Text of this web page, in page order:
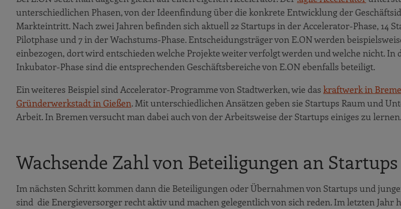
unterschiedlichen Phasen, von der Ideenfindung über die konkrete Entwicklung der
Markteintritt. Nach zwei Jahren befinden sich aktuell 22 Startups in der Accelerator-Phase, 14
Pilotphase und 7 in der Wachstums-Phase. Entscheidungsträger von E.ON werden
einbezogen, dort wird entschieden welche Projekte weiter verfolgt werden und welche nicht. In
Inkubator-Phase sind die entsprechenden Geschäftsbereiche von E.ON ebenfalls beteiligt.
Ein weiteres Beispiel sind Accelerator-Programme von Stadtwerken, wie das kraftwerk in
Gründerwerkstadt in Gießen. Mit unterschiedlichen Ansätzen geben sie Startups Raum und
Arbeit. In Bremen versucht man dabei auch von der Arbeitsweise der Startups einiges zu lernen.
Wachsende Zahl von Beteiligungen an Startups
Im nächsten Schritt kommen dann die Beteiligungen oder Übernahmen von Startups und
sind die Energieversorger recht aktiv und machen gelegentlich von sich reden. Im letzten Jahr